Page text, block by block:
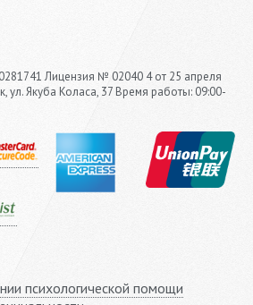
Лицензия № 02040 4 от 25 апреля
ул. Якуба Коласа, 37 Время работы: 09:00-
психологической помощи